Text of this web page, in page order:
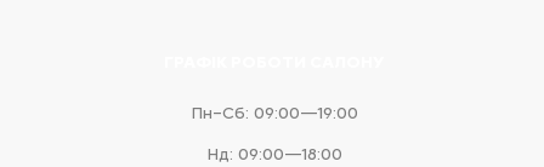
Пн–Сб: 09:00—19:00
Нд: 09:00—18:00